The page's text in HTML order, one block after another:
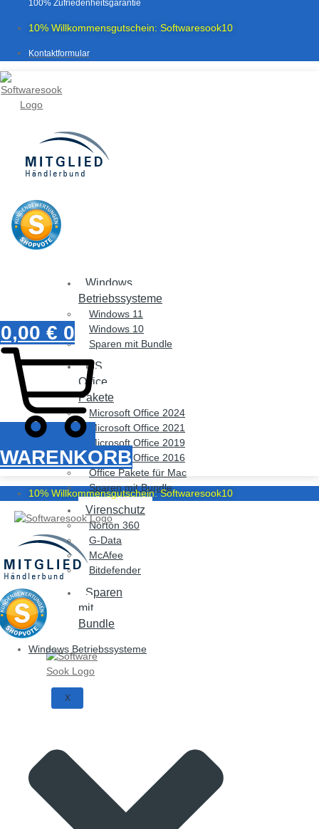
100% Zufriedenheitsgarantie
10% Willkommensgutschein: Softwaresook10
Kontaktformular
Windows
Betriebssysteme
Windows 11
Windows 10
Sparen mit Bundle
MS
Office
Pakete
Microsoft Office 2024
Microsoft Office 2021
Microsoft Office 2019
Microsoft Office 2016
Office Pakete für Mac
Sparen mit Bundle
Virenschutz
Norton 360
G-Data
McAfee
Bitdefender
Sparen
mit
Bundle
X
0,00 € 0
WARENKORB
10% Willkommensgutschein: Softwaresook10
Windows Betriebssysteme